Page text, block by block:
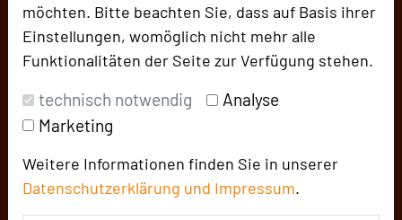
möchten. Bitte beachten Sie, dass auf Basis ihrer
Einstellungen, womöglich nicht mehr alle
Funktionalitäten der Seite zur Verfügung stehen.
technisch notwendig
Analyse
Marketing
Weitere Informationen finden Sie in unserer
Datenschutzerklärung und Impressum.
Stadthalle Memmingen
Platz der Deutschen Einheit 1
phone +49 8331 8501206